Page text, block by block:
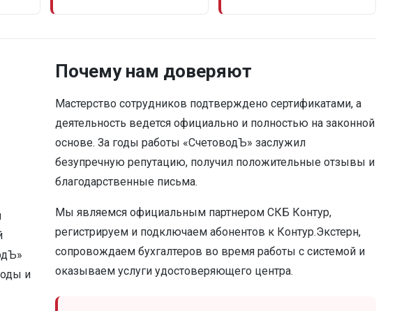
и
Почему нам доверяют
Мастерство сотрудников подтверждено сертификатами, а
деятельность ведется официально и полностью на законной
основе. За годы работы «СчетоводЪ» заслужил
безупречную репутацию, получил положительные отзывы и
благодарственные письма.
Мы являемся официальным партнером СКБ Контур,
регистрируем и подключаем абонентов к Контур.Экстерн,
сопровождаем бухгалтеров во время работы с системой и
оказываем услуги удостоверяющего центра.